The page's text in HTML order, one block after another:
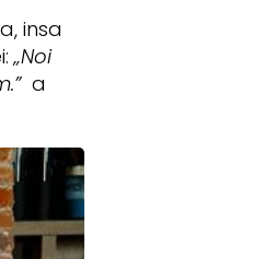
insa
„Noi
a